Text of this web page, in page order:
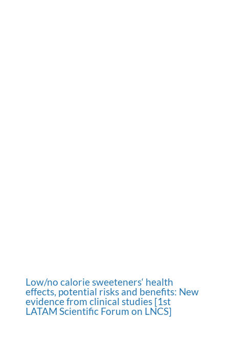
Low/no calorie sweeteners‘ health
effects, potential risks and benefits: New
evidence from clinical studies [1st
LATAM Scientific Forum on LNCS]